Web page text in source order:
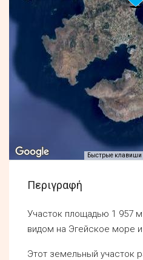
Быстрые клавиши
Περιγραφή
Участок площадью 1 957
видом на Эгейское море и
Этот земельный участок